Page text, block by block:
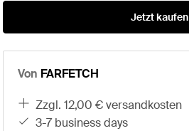
Jetzt kaufen
Von FARFETCH
zzgl. 12,00 € versandkosten
3-7 business days